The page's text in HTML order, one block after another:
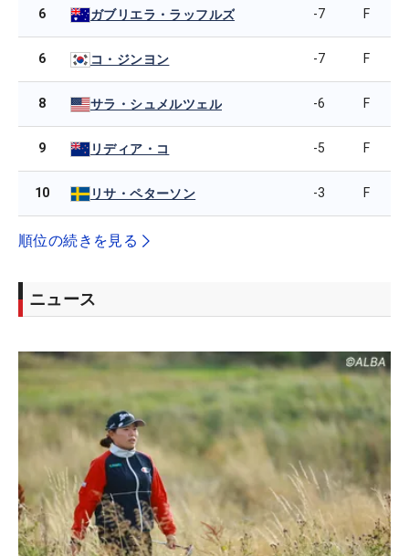
6 ガブリエラ・ラッフルズ -7 F
6 コ・ジンヨン -7 F
8 サラ・シュメルツェル -6 F
9 リディア・コ -5 F
10 リサ・ペターソン -3 F
順位の続きを見る
ニュース